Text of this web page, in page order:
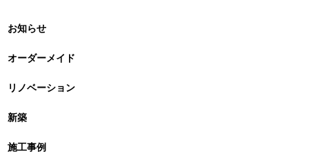
お知らせ
オーダーメイド
リノベーション
新築
施工事例